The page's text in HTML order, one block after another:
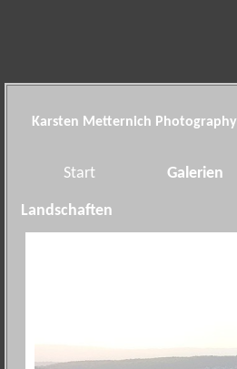
Karsten Metternich Photography
Start Galerien
Landschaften